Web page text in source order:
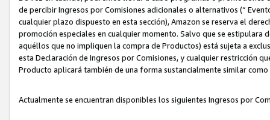
de percibir Ingresos por Comisiones adicionales o alternativos (“
cualquier plazo dispuesto en esta sección), Amazon se reserva el
promoción especiales en cualquier momento. Salvo que se
aquéllos que no impliquen la compra de Productos) está sujeta a
esta Declaración de Ingresos por Comisiones, y cualquier restricción
Producto aplicará también de una forma sustancialmente similar
Actualmente se encuentran disponibles los siguientes Ingresos por